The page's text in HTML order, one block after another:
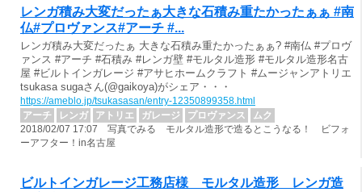
レンガ積み大変だったぁ大きな石積み重たかったぁぁ #南
仏#プロヴァンス#アーチ #...
レンガ積み大変だったぁ 大きな石積み重たかったぁぁ? #南仏 #プロヴ
ァンス #アーチ #石積み #レンガ壁 #モルタル造形 #モルタル造形名古
屋 #ビルトインガレージ #アサヒホームクラフト #ムージャンアトリエ
tsukasa sugaさん(@gaikoya)がシェア・・・
https://ameblo.jp/tsukasasan/entry-12350899358.html
アーチ
レンガ アトリエ ガレージ プロヴァンス
ムク
2018/02/07 17:07 写真でみる モルタル造形で造るとこうなる！ ビフォ
ーアフター！in名古屋
ビルトインガレージ工務店様 モルタル造形 レンガ造